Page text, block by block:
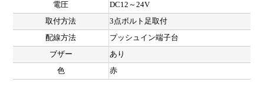
電圧
DC12～24V
取付方法
3点ボルト足取付
配線方法
プッシュイン端子台
ブザー
あり
色
赤